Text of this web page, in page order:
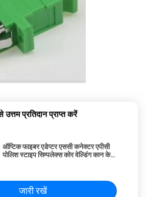
उत्तम प्रतिदान प्राप्त करें
ऑप्टिक फाइबर एडेप्टर एससी कनेक्टर एपीसी
पोलिश स्टाइप सिम्पलेक्स कोर वेल्डिंग कान के
जारी रखें